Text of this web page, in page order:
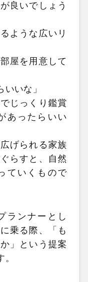
良いでしょう
ような広いリ
屋を用意して
いいな」
じっくり鑑賞
あったらいい
げられる家族
らすと、自然
ていくもので
ランナーとし
乗る際、「も
」という提案